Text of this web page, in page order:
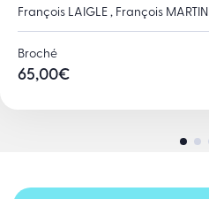
François LAIGLE , François MARTIN
Broché
65,00€